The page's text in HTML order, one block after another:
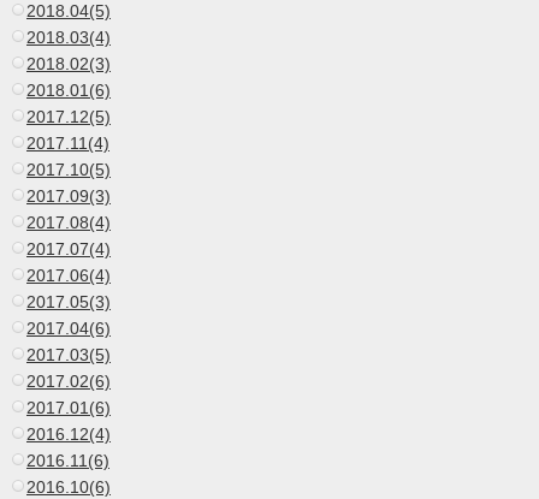
2018.04(5)
2018.03(4)
2018.02(3)
2018.01(6)
2017.12(5)
2017.11(4)
2017.10(5)
2017.09(3)
2017.08(4)
2017.07(4)
2017.06(4)
2017.05(3)
2017.04(6)
2017.03(5)
2017.02(6)
2017.01(6)
2016.12(4)
2016.11(6)
2016.10(6)